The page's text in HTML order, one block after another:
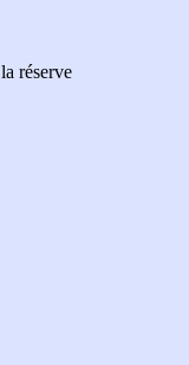
réserve